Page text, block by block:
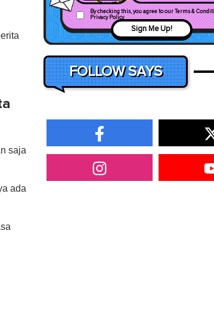
saja
ada
By checking this, you agree to our Terms &
Privacy Policy
Sign Me Up!
FOLLOW SAYS